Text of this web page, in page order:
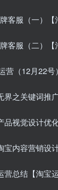
客服（一）【
客服（二）【
营（12月22号）
之关键词推
视觉设计优
内容营销设
总结【淘宝